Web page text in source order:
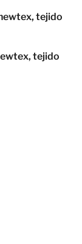
tejido
tejido